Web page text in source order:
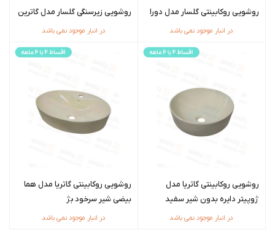
روشویی روکابینتی گلسار مدل دورا
در انبار موجود نمی باشد
روشویی زیرسنگی گلسار مدل گاترین
در انبار موجود نمی باشد
روشویی روکابینتی گاتریا مدل
ژوپیتر دایره بدون شیر سفید
در انبار موجود نمی باشد
روشویی روکابینتی گاتریا مدل هما
بیضی شیر سرخود بژ
در انبار موجود نمی باشد